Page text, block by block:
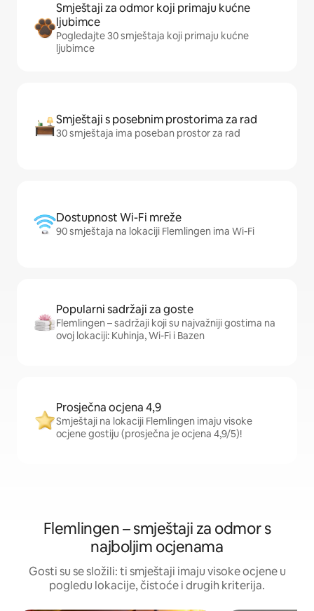
Smještaji za odmor koji primaju kućne
ljubimce
Pogledajte 30 smještaja koji primaju kućne
ljubimce
Smještaji s posebnim prostorima za rad
30 smještaja ima poseban prostor za rad
Dostupnost Wi-Fi mreže
90 smještaja na lokaciji Flemlingen ima Wi-Fi
Popularni sadržaji za goste
Flemlingen – sadržaji koji su najvažniji gostima na
ovoj lokaciji: Kuhinja, Wi-Fi i Bazen
Prosječna ocjena 4,9
Smještaji na lokaciji Flemlingen imaju visoke
ocjene gostiju (prosječna je ocjena 4,9/5)!
Flemlingen – smještaji za odmor s
najboljim ocjenama
Gosti su se složili: ti smještaji imaju visoke ocjene u
pogledu lokacije, čistoće i drugih kriterija.